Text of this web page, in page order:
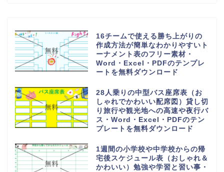
16チームで使える勝ち上がりの
作成方法が簡単なわかりやすいト
ーナメント表のフリー素材・
Word・Excel・PDFのテンプレ
ートを無料ダウンロード
28人乗りの中型バス座席表（お
しゃれでかわいい配席図）貸し切
り旅行や観光地への高速や夜行バ
ス・Word・Excel・PDFのテン
プレートを無料ダウンロード
1週間の小学校や中学校からの帰
宅後スケジュール表（おしゃれ＆
かわいい）勉強や学習と習い事・